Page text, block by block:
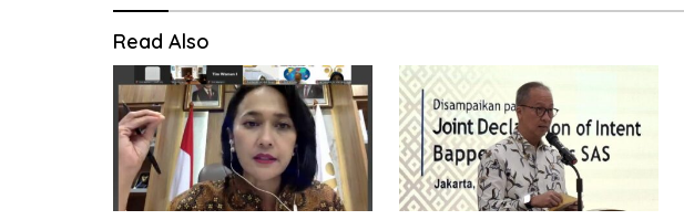
Read Also